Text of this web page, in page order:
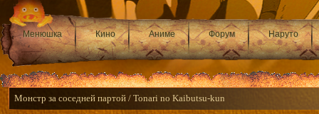
Менюшка Кино Аниме Форум Наруто
Монстр за соседней партой / Tonari no Kaibutsu-kun